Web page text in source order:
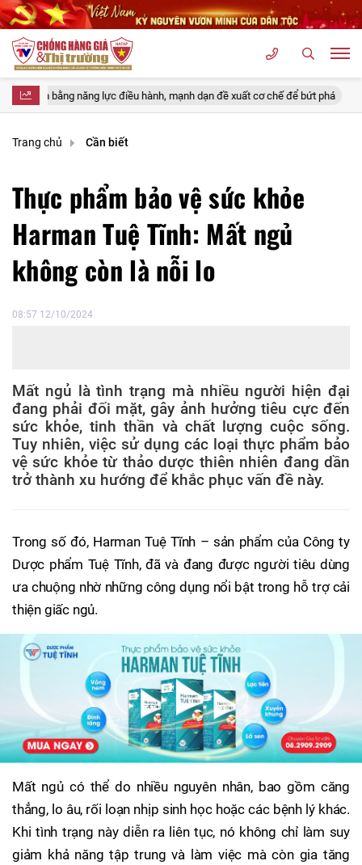
lực điều hành, mạnh dạn đề xuất cơ chế để bứt phá Thông cáo
Trang chủ Cần biết
Thực phẩm bảo vệ sức khỏe
Harman Tuệ Tĩnh: Mất ngủ
không còn là nỗi lo
08:57 12/10/2024
Mất ngủ là tình trạng mà nhiều người hiện đại
đang phải đối mặt, gây ảnh hưởng tiêu cực đến
sức khỏe, tinh thần và chất lượng cuộc sống.
Tuy nhiên, việc sử dụng các loại thực phẩm bảo
vệ sức khỏe từ thảo dược thiên nhiên đang dần
trở thành xu hướng để khắc phục vấn đề này.
Trong số đó, Harman Tuệ Tĩnh – sản phẩm của Công ty
Dược phẩm Tuệ Tĩnh, đã và đang được người tiêu dùng
ưa chuộng nhờ những công dụng nổi bật trong hỗ trợ cải
thiện giấc ngủ.
Mất ngủ có thể do nhiều nguyên nhân, bao gồm căng
thẳng, lo âu, rối loạn nhịp sinh học hoặc các bệnh lý khác.
Khi tình trạng này diễn ra liên tục, nó không chỉ làm suy
giảm khả năng tập trung và làm việc mà còn gia tăng